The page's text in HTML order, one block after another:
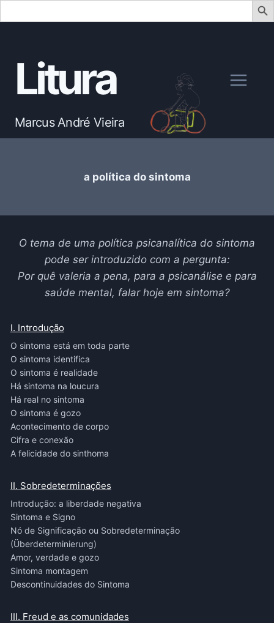
Search
contentLitura
Marcus André Vieira
a política do sintoma
O tema de uma política psicanalítica do sintoma
pode ser introduzido com a pergunta:
Por quê valeria a pena, para a psicanálise e para
saúde mental, falar hoje em sintoma?
I. Introdução
O sintoma está em toda parte
O sintoma identifica
O sintoma é realidade
Há sintoma na loucura
Há real no sintoma
O sintoma é gozo
Acontecimento de corpo
Cifra e conexão
A felicidade do sinthoma
II. Sobredeterminações
Introdução: a liberdade negativa
Sintoma e Signo
Nó de Significação ou Sobredeterminação
(Überdeterminierung)
Amor, verdade e gozo
Sintoma montagem
Descontinuidades do Sintoma
III. Freud e as comunidades